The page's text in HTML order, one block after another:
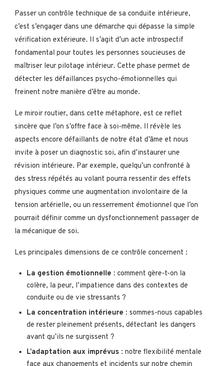
Passer un contrôle technique de sa conduite intérieure,
c’est s’engager dans une démarche qui dépasse la simple
vérification extérieure. Il s’agit d’un acte introspectif
fondamental pour toutes les personnes soucieuses de
maîtriser leur pilotage intérieur. Cette phase permet de
détecter les défaillances psycho-émotionnelles qui
freinent notre manière d’être au monde.
Le miroir routier, dans cette métaphore, est ce reflet
sincère que l’on s’offre face à soi-même. Il révèle les
aspects encore défaillants de notre état d’âme et nous
invite à poser un diagnostic soi, afin d’instaurer une
révision intérieure. Par exemple, quelqu’un confronté à
des stress répétés au volant pourra ressentir des effets
physiques comme une augmentation involontaire de la
tension artérielle, ou un resserrement émotionnel que l’on
pourrait définir comme un dysfonctionnement passager de
la mécanique de soi.
Les principales dimensions de ce contrôle concernent :
La gestion émotionnelle : comment gère-t-on la
colère, la peur, l’impatience dans des contextes de
conduite ou de vie stressants ?
La concentration intérieure : sommes-nous capables
de rester pleinement présents, détectant les dangers
avant qu’ils ne surgissent ?
L’adaptation aux imprévus : notre flexibilité mentale